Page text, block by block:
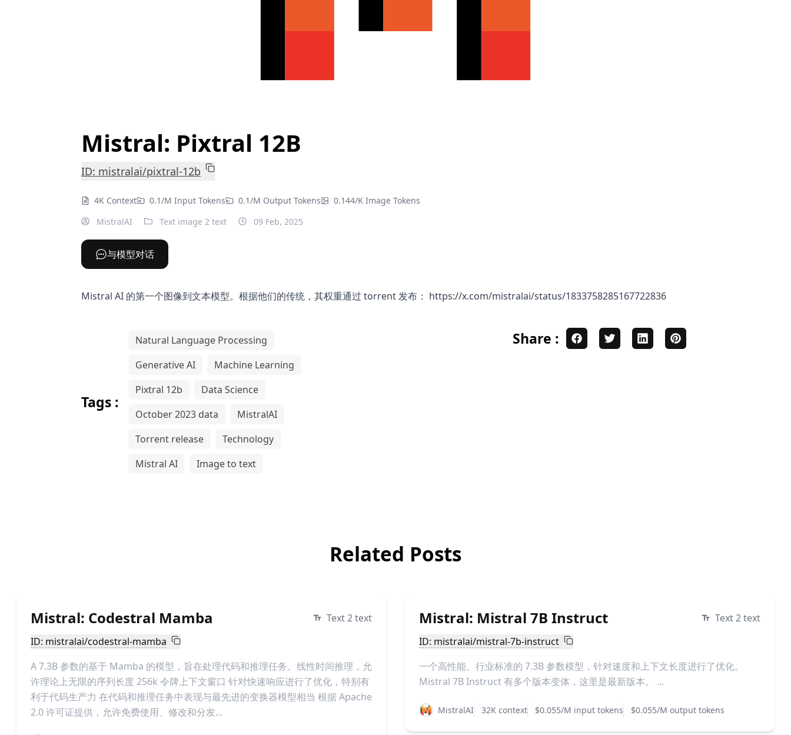
Mistral: Pixtral 12B
ID: mistralai/pixtral-12b
4K Context 0.1/M Input Tokens 0.1/M Output Tokens
0.144/K Image Tokens
MistralAI
Text image 2 text 09 Feb, 2025
与模型对话
Mistral AI 的第一个图像到文本模型。根据他们的传统，其权重通过 torrent 发布： https://x.com/mistralai/status/1833758285167722836
Tags :
Natural Language Processing
Generative AI
Machine Learning
Pixtral 12b
Data Science
October 2023 data
MistralAI
Torrent release
Technology
Mistral AI
Image to text
Share :
Related Posts
Mistral: Codestral Mamba
Text 2 text
ID: mistralai/codestral-mamba
A 7.3B 参数的基于 Mamba 的模型，旨在处理代码和推理任务。线性时间推理，允
许理论上无限的序列长度 256k 令牌上下文窗口 针对快速响应进行了优化，特别有
利于代码生产力 在代码和推理任务中表现与最先进的变换器模型相当 根据 Apache
2.0 许可证提供，允许免费使用、修改和分发...
Mistral: Mistral 7B Instruct
Text 2 text
ID: mistralai/mistral-7b-instruct
一个高性能、行业标准的 7.3B 参数模型，针对速度和上下文长度进行了优化。
Mistral 7B Instruct 有多个版本变体，这里是最新版本。 ...
MistralAI 32K context $0.055/M input tokens $0.055/M output tokens